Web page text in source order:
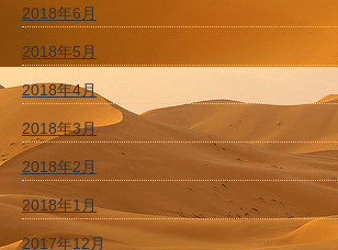
2018年6月
2018年5月
2018年4月
2018年3月
2018年2月
2018年1月
2017年12月